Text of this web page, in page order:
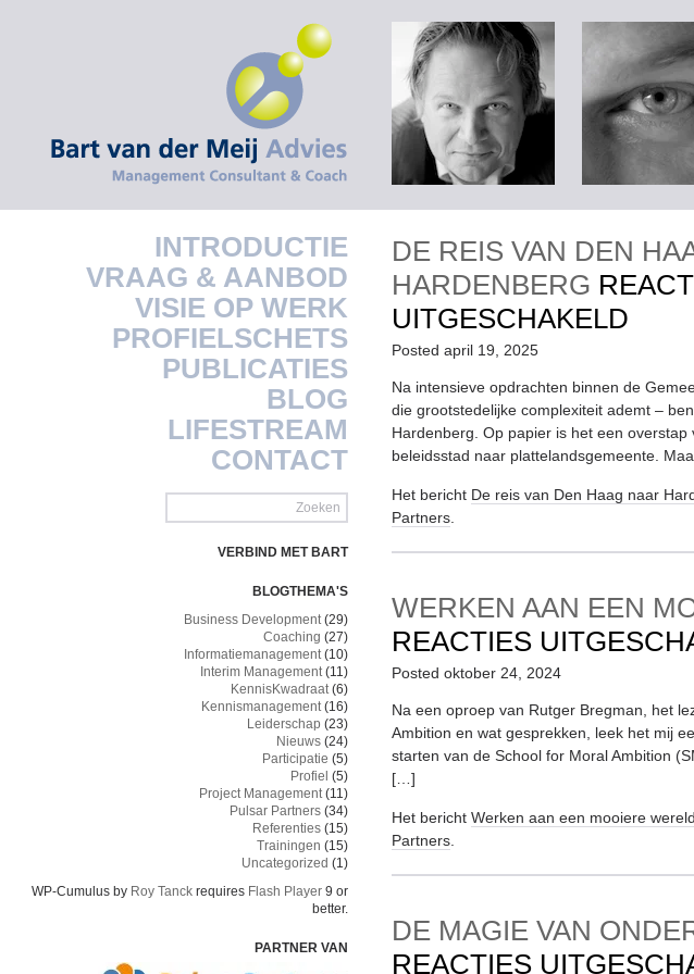
INTRODUCTIE
VRAAG & AANBOD
VISIE OP WERK
PROFIELSCHETS
PUBLICATIES
BLOG
LIFESTREAM
CONTACT
VERBIND MET BART
BLOGTHEMA'S
Business Development(29)
Coaching (27)
Informatiemanagement(10)
Interim Management(11)
KennisKwadraat(6)
Kennismanagement(16)
Leiderschap (23)
Nieuws (24)
Participatie (5)
Profiel (5)
Project Management(11)
Pulsar Partners (34)
Referenties (15)
Trainingen (15)
Uncategorized (1)
WP-Cumulus by Roy Tanck requires Flash Player 9 or
better.
PARTNER VAN
DE REIS VAN DEN
HARDENBERG
UITGESCHAKELD
REIS
VAN
DEN
Posted april 19, 2025
Na intensieve opdrachten binnen de
die grootstedelijke complexiteit ademt –
Hardenberg. Op papier is het een
beleidsstad naar plattelandsgemeente.
Het bericht De reis van Den Haag naar
Partners
WERKEN AAN EEN
REACTIES
Posted oktober 24, 2024
Na een oproep van Rutger Bregman, het
Ambition en wat gesprekken, leek het mij
starten van de School for Moral Ambition
[…]
Het bericht Werken aan een mooiere
Partners
DE MAGIE VAN
REACTIES